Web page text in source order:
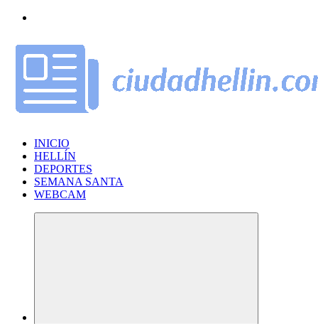
Saltar
contenido
INICIO
HELLÍN
DEPORTES
SEMANA SANTA
WEBCAM